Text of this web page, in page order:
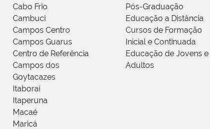
Cabo Frio
Cambuci
Campos Centro
Campos Guarus
Centro de Referência
Campos dos
Goytacazes
Itaboraí
Itaperuna
Macaé
Maricá
Pós-Graduação
Educação a Distância
Cursos de Formação
Inicial e Continuada
Educação de Jovens e
Adultos